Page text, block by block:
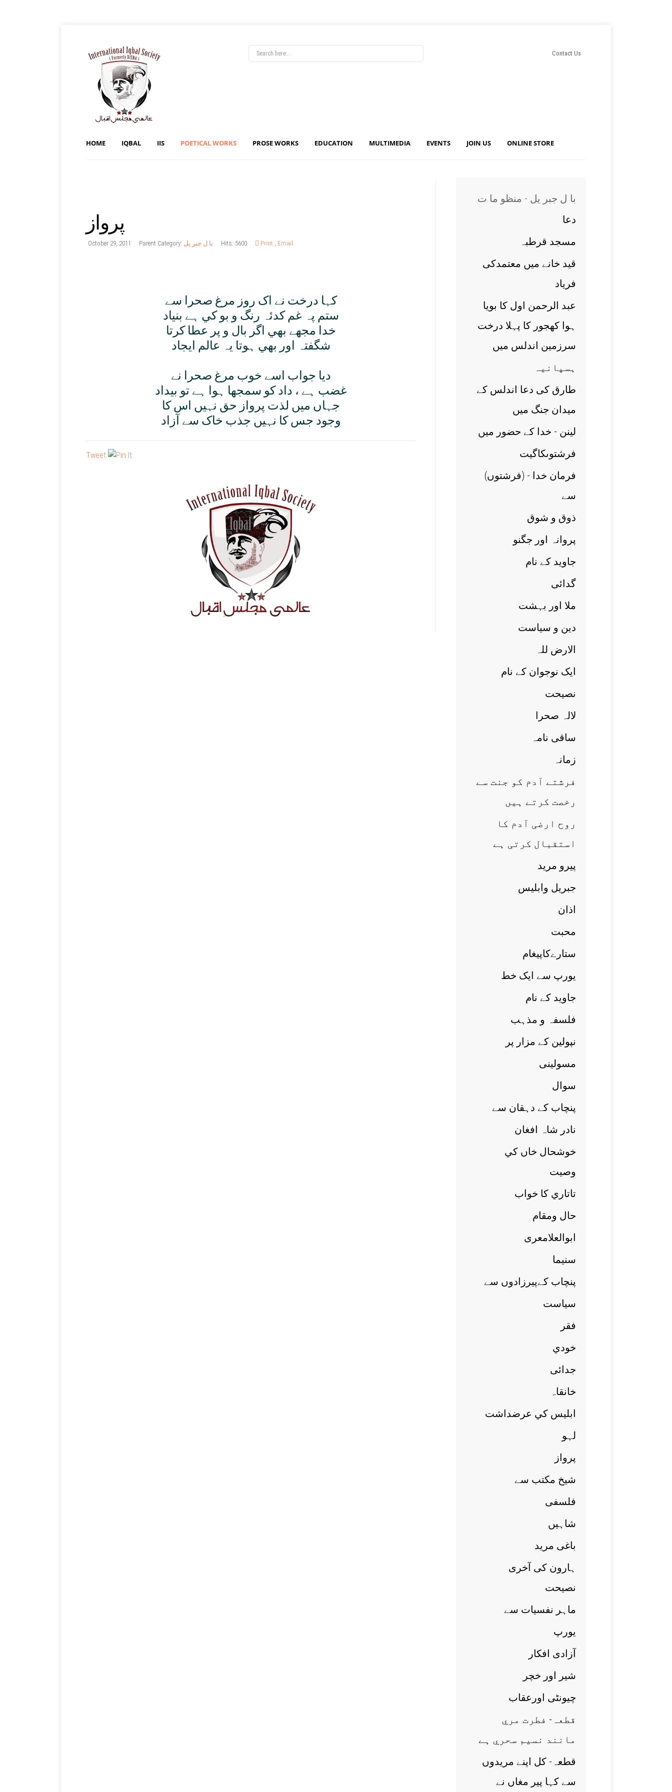
Contact Us
HOME IQBAL IIS POETICAL WORKS PROSE WORKS EDUCATION MULTIMEDIA EVENTS JOIN US ONLINE STORE
پرواز
October 29, 2011 Parent Category: با ل جبر یل Hits: 5600 Print , Email
کہا درخت نے اک روز مرغ صحرا سے
ستم پہ غم کدئہ رنگ و بو کي ہے بنياد
خدا مجھے بھي اگر بال و پر عطا کرتا
شگفتہ اور بھي ہوتا يہ عالم ايجاد
ديا جواب اسے خوب مرغ صحرا نے
غضب ہے ، داد کو سمجھا ہوا ہے تو بيداد
جہاں ميں لذت پرواز حق نہيں اس کا
وجود جس کا نہيں جذب خاک سے آزاد
Tweet
با ل جبر یل - منظو ما ت
دعا
مسجد قرطبہ
قيد خانے ميں معتمدکی
فرياد
عبد الرحمن اول کا بويا
ہوا کھجور کا پہلا درخت
سرزمين اندلس ميں
ہسپانيہ
طارق کی دعا اندلس کے
ميدان جنگ ميں
لينن - خدا کے حضور ميں
فرشتوںکاگيت
(فرمان خدا - (فرشتوں
سے
ذوق و شوق
پروانہ اور جگنو
جاويد کے نام
گدائی
ملا اور بہشت
دين و سياست
الارض للہ
ايک نوجوان کے نام
نصيحت
لالہ صحرا
ساقی نامہ
زمانہ
فرشتے آدم کو جنت سے
رخصت کرتے ہيں
روح ارضی آدم کا
استقبال کرتی ہے
پيرو مريد
جبريل وابليس
اذان
محبت
ستارےکاپيغام
يورپ سے ايک خط
جاويد کے نام
فلسفہ و مذہب
نپولين کے مزار پر
مسولينی
سوال
پنچاب کے دہقان سے
نادر شاہ افغان
خوشحال خاں کي
وصيت
تاتاري کا خواب
حال ومقام
ابوالعلامعری
سنيما
پنچاب کےپيرزادوں سے
سياست
فقر
خودي
جدائی
خانقاہ
ابليس کي عرضداشت
لہو
پرواز
شيخ مکتب سے
فلسفی
شاہيں
باغی مريد
ہارون کی آخری
نصيحت
ماہر نفسيات سے
يورپ
آزادی افکار
شير اور خچر
چيونٹی اورعقاب
قطعہ- فطرت مري
مانند نسيم سحري ہے
قطعہ- کل اپنے مريدوں
سے کہا پير مغاں نے